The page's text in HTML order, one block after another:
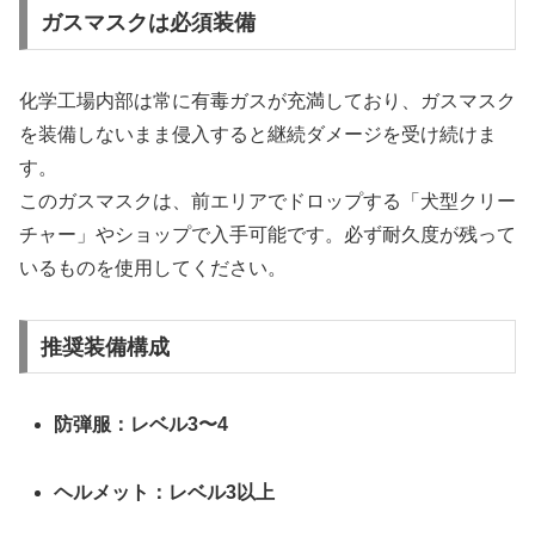
ガスマスクは必須装備
化学工場内部は常に有毒ガスが充満しており、ガスマスク
を装備しないまま侵入すると継続ダメージを受け続けま
す。
このガスマスクは、前エリアでドロップする「犬型クリー
チャー」やショップで入手可能です。必ず耐久度が残って
いるものを使用してください。
推奨装備構成
防弾服：レベル3〜4
ヘルメット：レベル3以上